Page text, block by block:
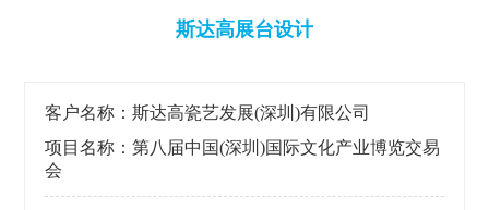
斯达高展台设计
客户名称：斯达高瓷艺发展(深圳)有限公司
项目名称：第八届中国(深圳)国际文化产业博览交易
会